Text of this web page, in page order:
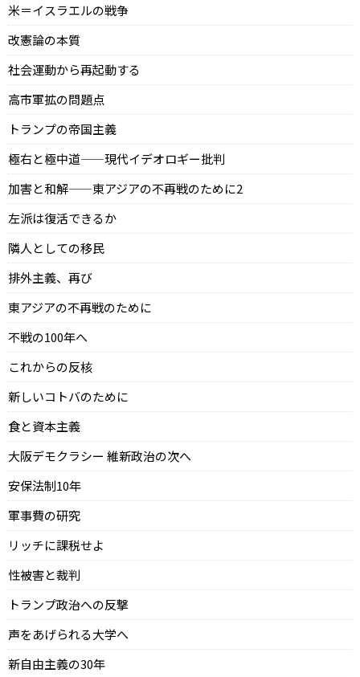
米＝イスラエルの戦争
改憲論の本質
社会運動から再起動する
高市軍拡の問題点
トランプの帝国主義
極右と極中道——現代イデオロギー批判
加害と和解——東アジアの不再戦のために2
左派は復活できるか
隣人としての移民
排外主義、再び
東アジアの不再戦のために
不戦の100年へ
これからの反核
新しいコトバのために
食と資本主義
大阪デモクラシー 維新政治の次へ
安保法制10年
軍事費の研究
リッチに課税せよ
性被害と裁判
トランプ政治への反撃
声をあげられる大学へ
新自由主義の30年